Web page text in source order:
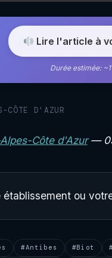
Lire l'article à
Durée estimée:
CÔTE D'AZUR
Côte d'Azur—
établissement ou
#Antibes #Biot